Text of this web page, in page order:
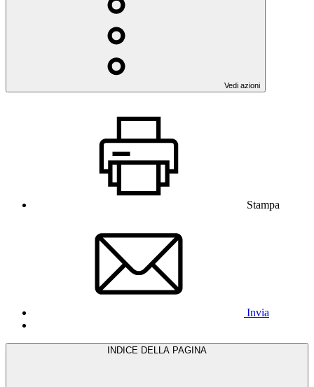
Vedi azioni
Stampa
Invia
INDICE DELLA PAGINA